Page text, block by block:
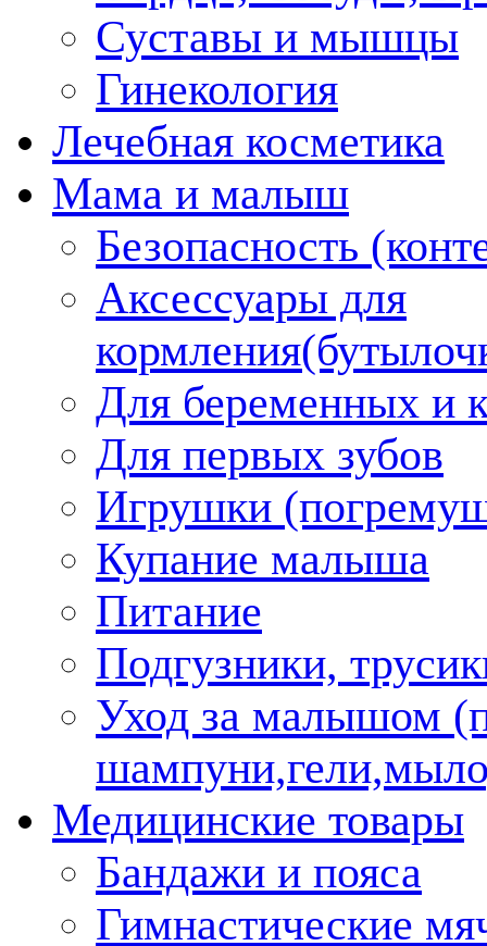
Суставы и мышцы
Гинекология
Лечебная косметика
Мама и малыш
Безопасность
Аксессуары для
Для беременных и
Для первых зубов
Игрушки
Купание малыша
Питание
Подгузники,
Уход за малышом
Медицинские товары
Бандажи и пояса
Гимнастические